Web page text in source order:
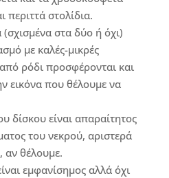
περιττά στολίδια.
στα δύο ή όχι)
με καλές-μικρές
ρόδι προσφέρονται και
εικόνα που θέλουμε να
δίσκου είναι απαραίτητος
του νεκρού, αριστερά
αν θέλουμε.
εμφανίσημος αλλά όχι